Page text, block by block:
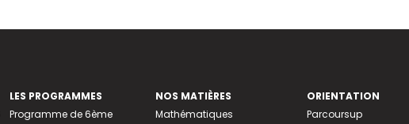
LES PROGRAMMES
Programme de 6ème
NOS MATIÈRES
Mathématiques
ORIENTATION
Parcoursup